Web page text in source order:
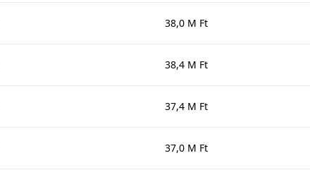
38,0 M Ft
38,4 M Ft
37,4 M Ft
37,0 M Ft